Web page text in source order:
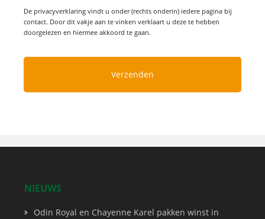
De privacyverklaring vindt u onder (rechts onderin) iedere pagina bij
contact. Door dit vakje aan te vinken verklaart u deze te hebben
doorgelezen en hiermee akkoord te gaan.
NIEUWS
Odin Royal en Chayenne Karel pakken winst in